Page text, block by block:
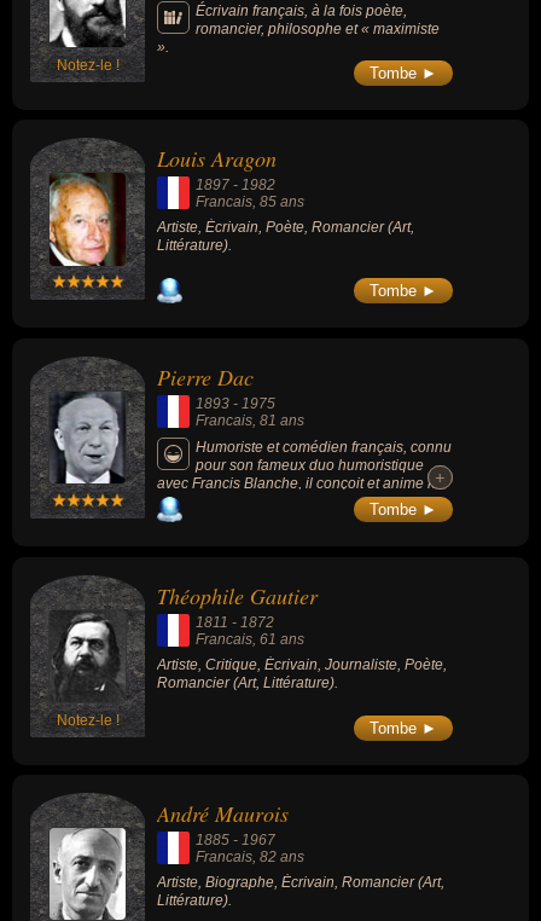
Notez-le !
Écrivain français, à la fois poète,
romancier, philosophe et « maximiste
».
Tombe ►
Louis Aragon
1897 - 1982
Francais, 85 ans
Artiste, Écrivain, Poète, Romancier (Art,
Littérature).
Tombe ►
Pierre Dac
1893 - 1975
Francais, 81 ans
Humoriste et comédien français, connu
pour son fameux duo humoristique
avec Francis Blanche, il conçoit et anime les
populaires séries radiophoniques « Signé
Furax » (1968-1969) et « Bons baisers de
rigoureusement intégral qui ne sert
absolument à rien et peut donc servir à tout)
et popularise l'expression « loufoque ».
+
+
Tombe ►
Notez-le !
Théophile Gautier
1811 - 1872
Francais , 61 ans
Artiste, Critique, Écrivain, Journaliste, Poète,
Romancier (Art, Littérature).
Tombe ►
André Maurois
1885 - 1967
Francais, 82 ans
Artiste, Biographe, Écrivain, Romancier (Art,
Littérature).